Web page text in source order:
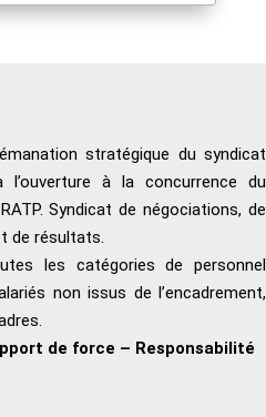
stratégique du syndicat
l’ouverture à la concurrence du
Syndicat de négociations, de
de résultats.
les catégories de personnel
non issus de l’encadrement,
de force – Responsabilité